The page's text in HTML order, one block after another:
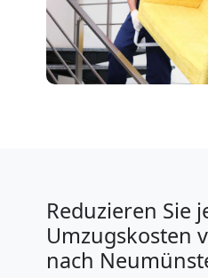
Reduzieren Sie
Umzugskosten
nach